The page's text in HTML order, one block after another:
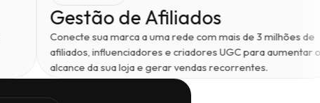
Gestão de Afiliados
Conecte sua marca a uma rede com mais de 3 milhões de
afiliados, influenciadores e criadores UGC para aumentar o
alcance da sua loja e gerar vendas recorrentes.